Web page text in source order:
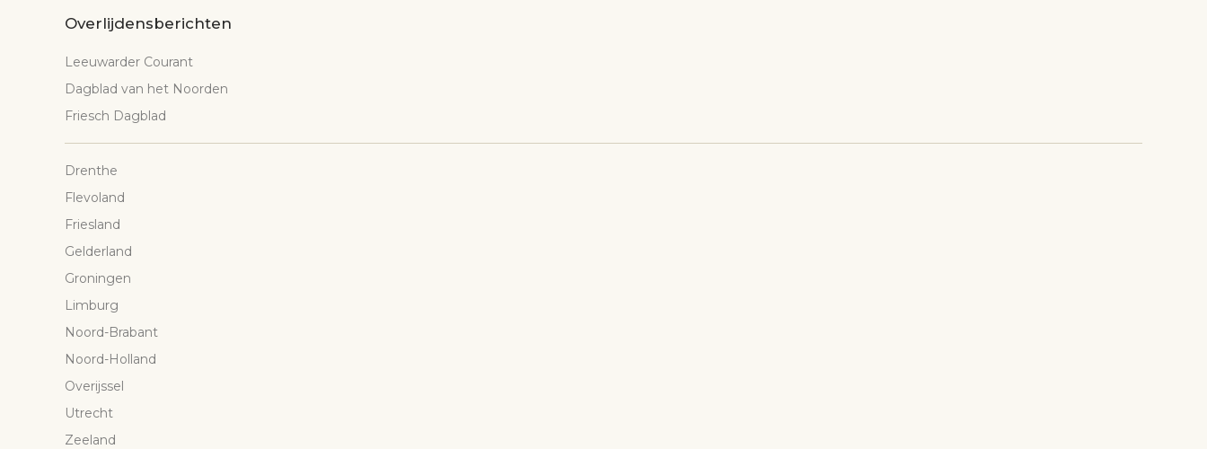
Overlijdensberichten
Leeuwarder Courant
Dagblad van het Noorden
Friesch Dagblad
Drenthe
Flevoland
Friesland
Gelderland
Groningen
Limburg
Noord-Brabant
Noord-Holland
Overijssel
Utrecht
Zeeland